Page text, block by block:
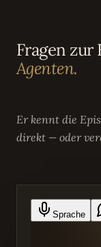
Fragen zur
Agenten.
Er kennt die
direkt — oder
Sprache